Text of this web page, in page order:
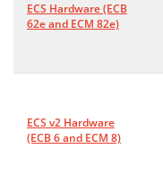
ECS Hardware (ECB
62e and ECM 82e)
ECS v2 Hardware
(ECB 6 and ECM 8)